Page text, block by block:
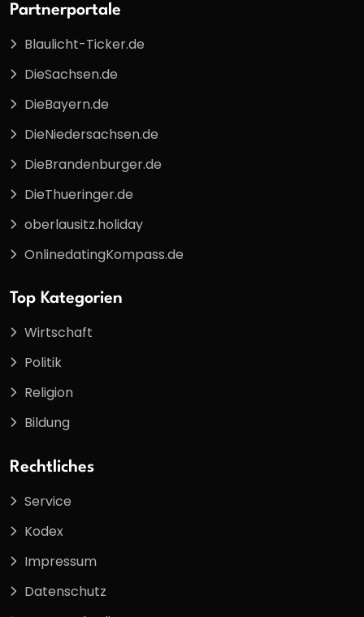
Partnerportale
Blaulicht-Ticker.de
DieSachsen.de
DieBayern.de
DieNiedersachsen.de
DieBrandenburger.de
DieThueringer.de
oberlausitz.holiday
OnlinedatingKompass.de
Top Kategorien
Wirtschaft
Politik
Religion
Bildung
Rechtliches
Service
Kodex
Impressum
Datenschutz